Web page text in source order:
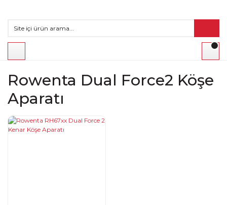
Rowenta Dual Force2 Köşe
Aparatı